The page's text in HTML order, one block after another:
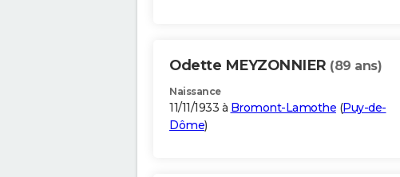
Odette MEYZONNIER (89 ans)
Naissance
11/11/1933 à Bromont-Lamothe (Puy-de-
Dôme)